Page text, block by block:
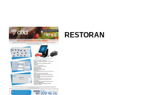
RESTORAN